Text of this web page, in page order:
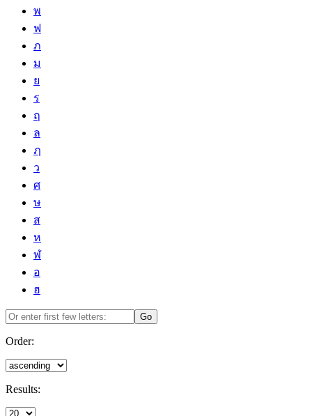
พ
ฟ
ภ
ม
ย
ร
ฤ
ล
ฦ
ว
ศ
ษ
ส
ห
ฬ
อ
ฮ
Go
Order:
Results: